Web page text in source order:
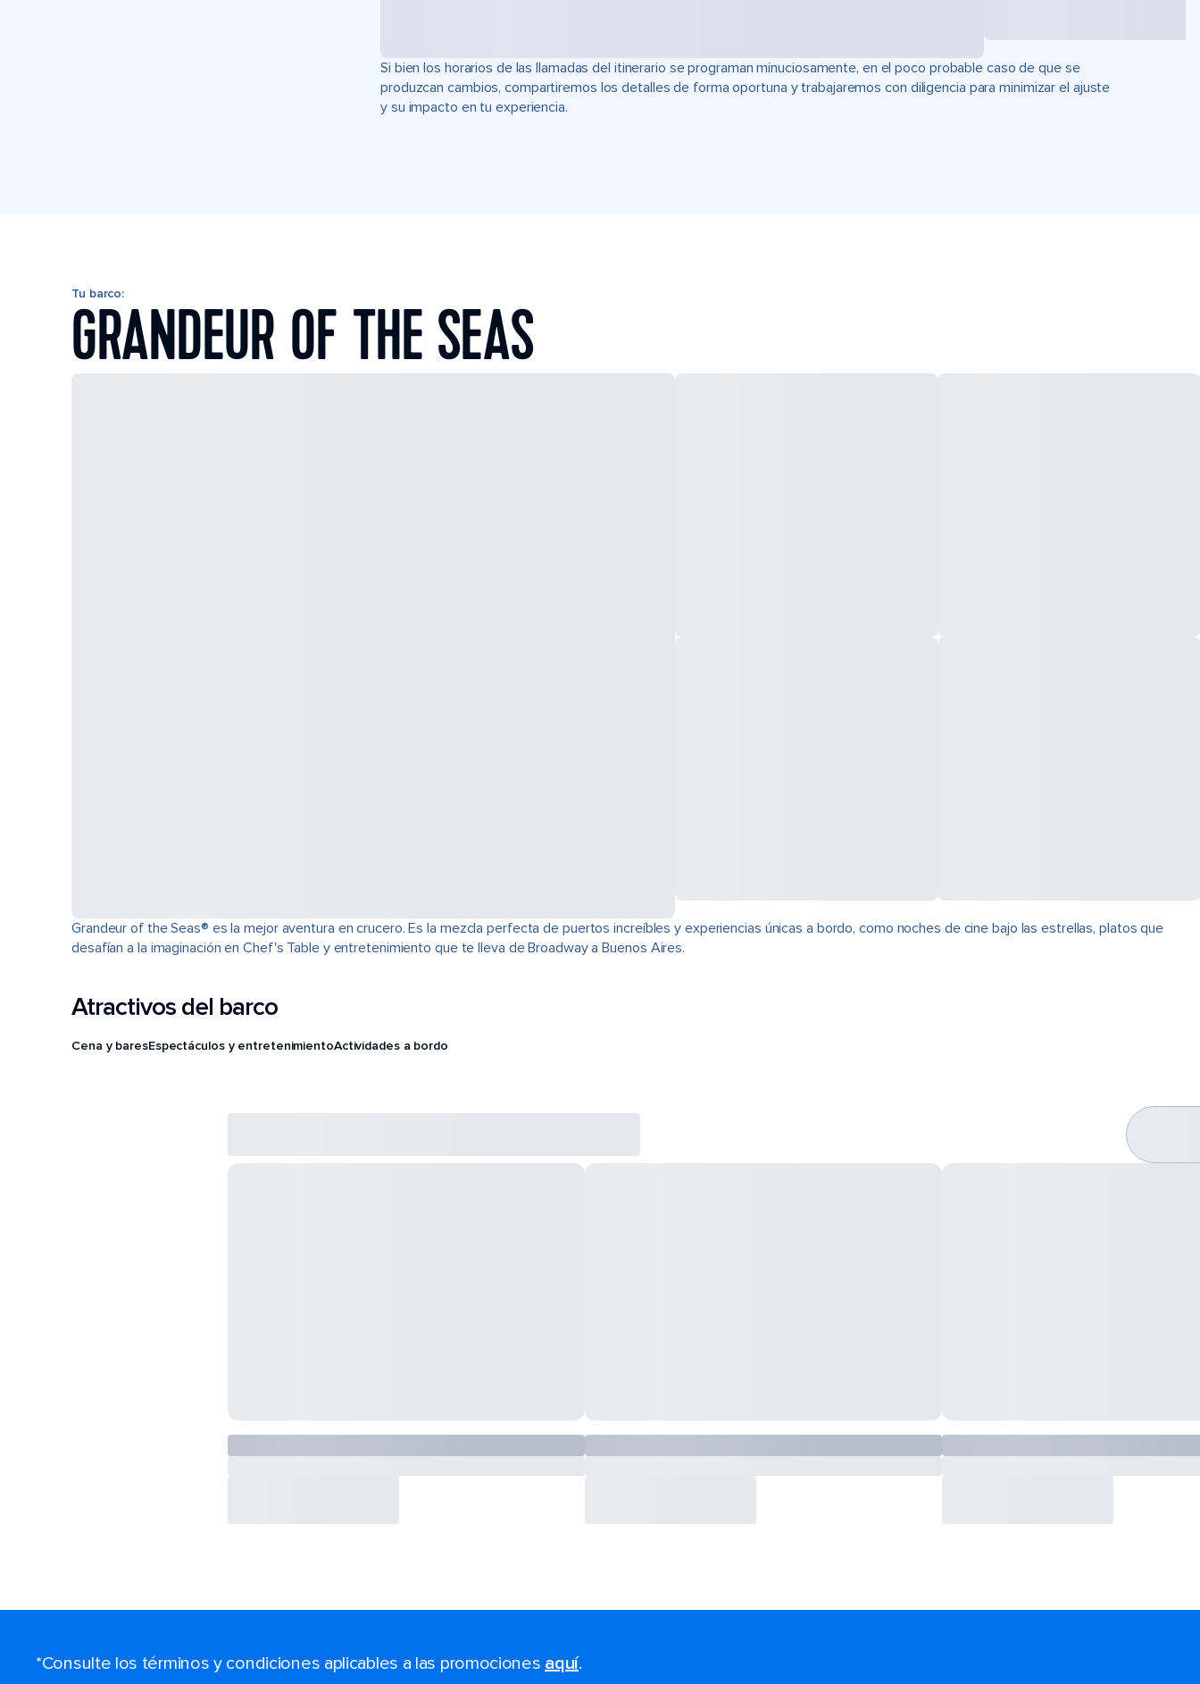
Si bien los horarios de las llamadas del itinerario se programan minuciosamente, en el poco probable caso de que se
produzcan cambios, compartiremos los detalles de forma oportuna y trabajaremos con diligencia para minimizar el ajuste
y su impacto en tu experiencia.
Tu barco:
GRANDEUR OF THE SEAS
Grandeur of the Seas® es la mejor aventura en crucero. Es la mezcla perfecta de puertos increíbles y experiencias únicas a bordo, como noches de cine bajo las estrellas, platos que
desafían a la imaginación en Chef's Table y entretenimiento que te lleva de Broadway a Buenos Aires.
Atractivos del barco
Cena y baresEspectáculos y entretenimientoActividades a bordo
*Consulte los términos y condiciones aplicables a las promociones aquí.